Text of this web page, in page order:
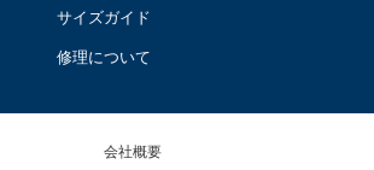
サイズガイド
修理について
会社概要